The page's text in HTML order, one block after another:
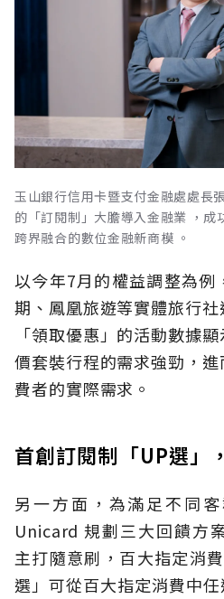
玉山銀行信用卡暨支付金融處處長
的「訂閱制」大膽導入金融業 ，成
跨界融合的數位金融新商模 。
以今年7月的權益調整為例
期、鳳凰旅遊等實體旅行
「領取優惠」的活動數據
價套裝行程的需求強勁，
費者的實際需求。
首創訂閱制「UP選」
另一方面，為滿足不同
Unicard 規劃三大回饋方
主打隨意刷，百大指定消
選」可從百大指定消費中